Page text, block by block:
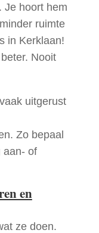
Je hoort hem
ruimte
in Kerklaan!
Nooit
uitgerust
Zo bepaal
aan- of
en
ze doen.